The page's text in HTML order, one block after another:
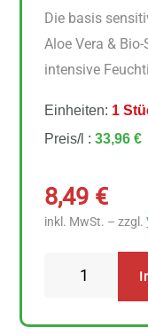
Die basis
Aloe Vera &
intensive
Einheiten: 1
Preis/l :33,96 €
8,49 €
inkl. MwSt. – zzgl.